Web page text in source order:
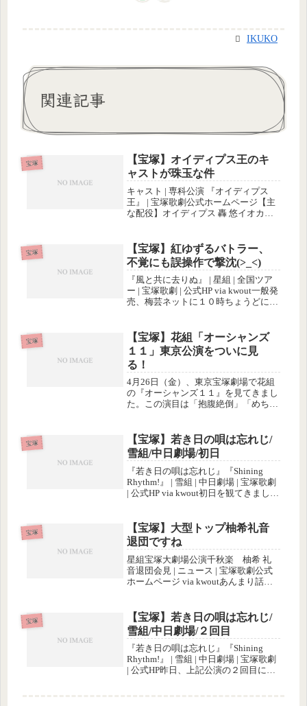
IKUKO
関連記事
宝塚
【宝塚】オイディプス王のキ
ャストが珠玉な件
キャスト | 専科公演 『オイディプス
王』 | 宝塚歌劇公式ホームページ【主
な配役】オイディプス 轟 悠イオカス
真 倫クレオン 華形 ひかる羊飼い 沙央
くらま神...
宝塚
【宝塚】紅ゆずるバトラー、
不覚にも誤操作で撃沈(>_<)
『風と共に去りぬ』 | 星組 | 全国ツア
ー | 宝塚歌劇 | 公式HP via kwout一般発
売、梅芸ネットに１０時ちょうどにア
作を間違えて元のページに戻ってしま
って、...
宝塚
【宝塚】花組「オーシャンズ
１１」東京公演をついに見
る！
4月26日（金）、東京宝塚劇場で花組
の『オーシャンズ１１』を見てきまし
た。この演目は「抱腹絶倒」「めちゃ
はぁ…」と思っていたわけですが、こ
の前日また同様の内容のブログを読
み...
宝塚
【宝塚】若き日の唄は忘れじ/
雪組/中日劇場/初日
『若き日の唄は忘れじ』『Shining
Rhythm!』 | 雪組 | 中日劇場 | 宝塚歌劇
| 公式HP via kwout初日を観てきまし
て、特にショーの時には良い感...
宝塚
【宝塚】大型トップ柚希礼音
退団ですね
星組宝塚大劇場公演千秋楽 柚希 礼
音退団会見 | ニュース | 宝塚歌劇公式
ホームページ via kwoutあんまり話題
ね。
宝塚
【宝塚】若き日の唄は忘れじ/
雪組/中日劇場/２回目
『若き日の唄は忘れじ』『Shining
Rhythm!』 | 雪組 | 中日劇場 | 宝塚歌劇
| 公式HP昨日、上記公演の２回目に行